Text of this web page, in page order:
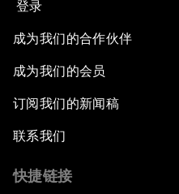
登录
成为我们的合作伙伴
成为我们的会员
订阅我们的新闻稿
联系我们
快捷链接